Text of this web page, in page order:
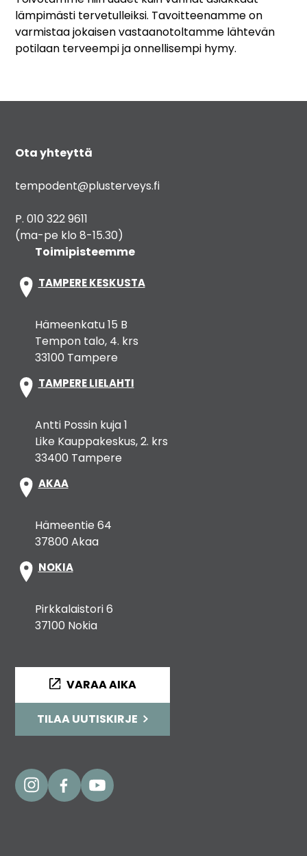
lämpimästi tervetulleiksi. Tavoitteenamme on
varmistaa jokaisen vastaanotoltamme lähtevän
potilaan terveempi ja onnellisempi hymy.
Ota yhteyttä
tempodent@plusterveys.fi
P. 010 322 9611
(ma-pe klo 8-15.30)
Toimipisteemme
TAMPERE KESKUSTA
Hämeenkatu 15 B
Tempon talo, 4. krs
33100 Tampere
TAMPERE LIELAHTI
Antti Possin kuja 1
Like Kauppakeskus, 2. krs
33400 Tampere
AKAA
Hämeentie 64
37800 Akaa
NOKIA
Pirkkalaistori 6
37100 Nokia
VARAA AIKA
TILAA UUTISKIRJE